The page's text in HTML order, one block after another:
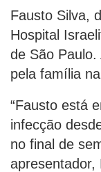
Fausto Silva,
Hospital
de São
pela família
“Fausto está
infecção
no final de
apresentador,